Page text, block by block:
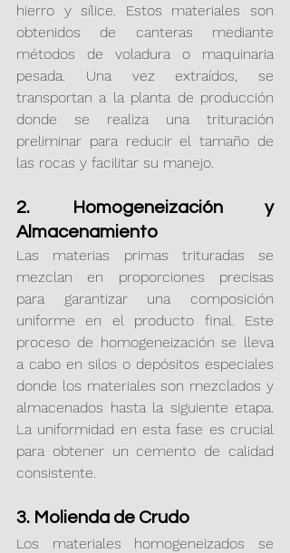
hierro y sílice. Estos materiales son
obtenidos de canteras mediante
métodos de voladura o maquinaria
pesada. Una vez extraídos, se
transportan a la planta de producción
donde se realiza una trituración
preliminar para reducir el tamaño de
las rocas y facilitar su manejo.
2. Homogeneización y
Almacenamiento
Las materias primas trituradas se
mezclan en proporciones precisas
para garantizar una composición
uniforme en el producto final. Este
proceso de homogeneización se lleva
a cabo en silos o depósitos especiales
donde los materiales son mezclados y
almacenados hasta la siguiente etapa.
La uniformidad en esta fase es crucial
para obtener un cemento de calidad
consistente.
3. Molienda de Crudo
Los materiales homogeneizados se